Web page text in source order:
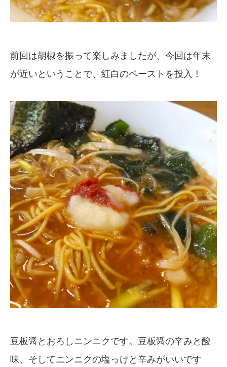
前回は胡椒を振って楽しみましたが、今回は年末
が近いということで、紅白のペーストを投入！
豆板醤とおろしニンニクです。豆板醤の辛みと酸
味、そしてニンニクの塩っけと辛みがいいです